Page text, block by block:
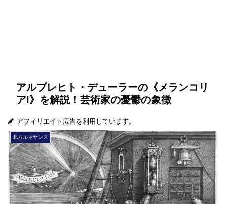
アルブレヒト・デューラーの《メランコリ
アI》を解説！芸術家の憂鬱の象徴
アフィリエイト広告を利用しています。
北方ルネサンス